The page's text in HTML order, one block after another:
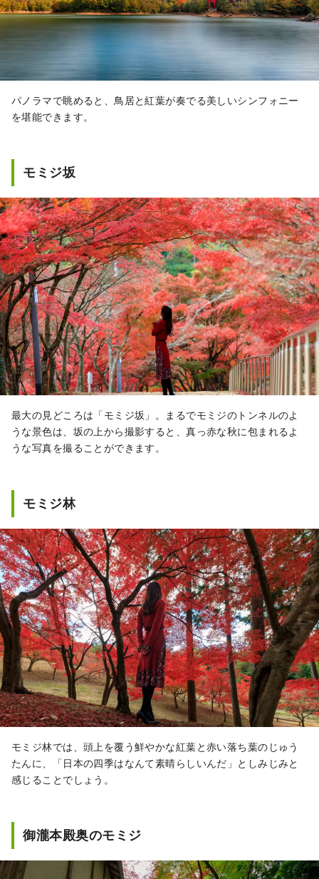
パノラマで眺めると、鳥居と紅葉が奏でる美しいシンフォニー
を堪能できます。
モミジ坂
最大の見どころは「モミジ坂」。まるでモミジのトンネルのよ
うな景色は、坂の上から撮影すると、真っ赤な秋に包まれるよ
うな写真を撮ることができます。
モミジ林
モミジ林では、頭上を覆う鮮やかな紅葉と赤い落ち葉のじゅう
たんに、「日本の四季はなんて素晴らしいんだ」としみじみと
感じることでしょう。
御瀧本殿奥のモミジ